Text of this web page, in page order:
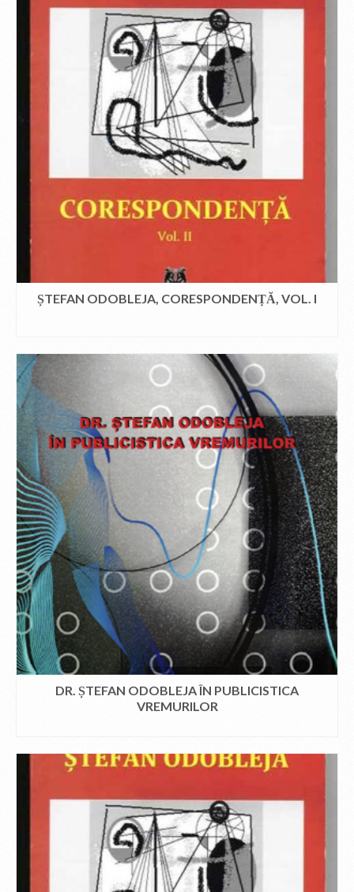
ȘTEFAN ODOBLEJA, CORESPONDENȚĂ, VOL. I
DR. ȘTEFAN ODOBLEJA ÎN PUBLICISTICA
VREMURILOR